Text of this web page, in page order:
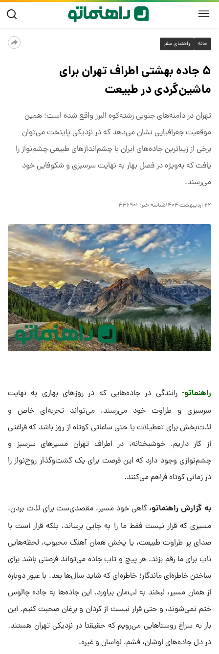
خانه راهنمای سفر
۵ جاده بهشتی اطراف تهران برای
ماشین‌گردی در طبیعت
تهران در دامنه‌های جنوبی رشته‌کوه البرز واقع شده است؛ همین
موقعیت جغرافیایی نشان می‌دهد که در نزدیکی پایتخت می‌توان
برخی از زیباترین جاده‌های ایران با چشم‌اندازهای طبیعی چشم‌نواز را
یافت که به‌ویژه در فصل بهار به نهایت سرسبزی و شکوفایی خود
می‌رسند.
۲۲ اردیبهشت ۱۴۰۴ شناسه خبر: ۴۴۶۹۰۱
راهنماتو- رانندگی در جاده‌هایی که در روزهای بهاری به نهایت
سرسبزی و طراوت خود می‌رسند، می‌تواند تجربه‌ای خاص و
لذت‌بخش برای تعطیلات یا حتی ساعاتی کوتاه از روز باشد که فراغتی
از کار داریم. خوشبختانه، در اطراف تهران مسیرهای سرسبز و
چشم‌نوازی وجود دارد که این فرصت برای یک گشت‌و‌گذار روح‌نواز را
در زمانی کوتاه فراهم می‌کنند.
به گزارش راهنماتو، گاهی خود مسیر، مقصدی‌ست برای لذت بردن.
مسیری که قرار نیست فقط ما را به جایی برساند، بلکه قرار است با
صدای پر طراوت طبیعت، یا پخش همان آهنگ محبوب، لحظه‌هایی
ناب برای ما رقم بزند. هر پیچ و تاب جاده می‌تواند فرصتی باشد برای
ساختن خاطره‌ای ماندگار؛ خاطره‌ای که شاید سال‌ها بعد، با عبور دوباره
از همان مسیر، لبخند به لب‌مان بیاورد. این جاده‌ها به جاده چالوس
ختم نمی‌شوند، و حتی قرار نیست از کردان و برغان صحبت کنیم. این
بار به سراغ روستاهایی می‌رویم که حقیقتا در نزدیکی تهران هستند.
در دل جاده‌های اوشان، فشم، لواسان و غیره.